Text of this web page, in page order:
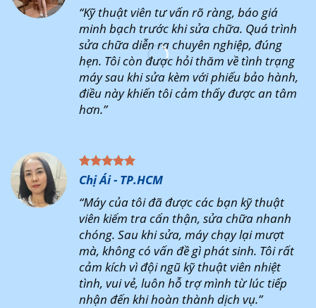
“Kỹ thuật viên tư vấn rõ ràng, báo giá
minh bạch trước khi sửa chữa. Quá trình
sửa chữa diễn ra chuyên nghiệp, đúng
hẹn. Tôi còn được hỏi thăm về tình trạng
máy sau khi sửa kèm với phiếu bảo hành,
điều này khiến tôi cảm thấy được an tâm
hơn.”
Chị Ái - TP.HCM
“Máy của tôi đã được các bạn kỹ thuật
viên kiểm tra cẩn thận, sửa chữa nhanh
chóng. Sau khi sửa, máy chạy lại mượt
mà, không có vấn đề gì phát sinh. Tôi rất
cảm kích vì đội ngũ kỹ thuật viên nhiệt
tình, vui vẻ, luôn hỗ trợ mình từ lúc tiếp
nhận đến khi hoàn thành dịch vụ.”